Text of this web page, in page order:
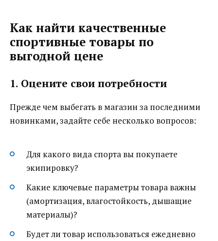
Как найти качественные
спортивные товары по
выгодной цене
1. Оцените свои потребности
Прежде чем выбегать в магазин за последними
новинками, задайте себе несколько вопросов:
Для какого вида спорта вы покупаете
экипировку?
Какие ключевые параметры товара важны
(амортизация, влагостойкость, дышащие
материалы)?
Будет ли товар использоваться ежедневно